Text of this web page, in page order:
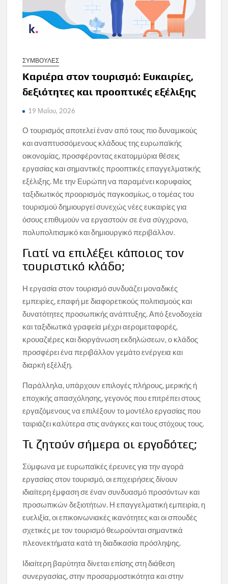
ΣΥΜΒΟΥΛΕΣ
Καριέρα στον τουρισμό: Ευκαιρίες,
δεξιότητες και προοπτικές εξέλιξης
19 Μαΐου, 2026
Ο τουρισμός αποτελεί έναν από τους πιο δυναμικούς
και αναπτυσσόμενους κλάδους της ευρωπαϊκής
οικονομίας, προσφέροντας εκατομμύρια θέσεις
εργασίας και σημαντικές προοπτικές επαγγελματικής
εξέλιξης. Με την Ευρώπη να παραμένει κορυφαίος
ταξιδιωτικός προορισμός παγκοσμίως, ο τομέας του
τουρισμού δημιουργεί συνεχώς νέες ευκαιρίες για
όσους επιθυμούν να εργαστούν σε ένα σύγχρονο,
πολυπολιτισμικό και δημιουργικό περιβάλλον.
Γιατί να επιλέξει κάποιος τον
τουριστικό κλάδο;
Η εργασία στον τουρισμό συνδυάζει μοναδικές
εμπειρίες, επαφή με διαφορετικούς πολιτισμούς και
δυνατότητες προσωπικής ανάπτυξης. Από ξενοδοχεία
και ταξιδιωτικά γραφεία μέχρι αερομεταφορές,
κρουαζιέρες και διοργάνωση εκδηλώσεων, ο κλάδος
προσφέρει ένα περιβάλλον γεμάτο ενέργεια και
διαρκή εξέλιξη.
Παράλληλα, υπάρχουν επιλογές πλήρους, μερικής ή
εποχικής απασχόλησης, γεγονός που επιτρέπει στους
εργαζόμενους να επιλέξουν το μοντέλο εργασίας που
ταιριάζει καλύτερα στις ανάγκες και τους στόχους τους.
Τι ζητούν σήμερα οι εργοδότες;
Σύμφωνα με ευρωπαϊκές έρευνες για την αγορά
εργασίας στον τουρισμό, οι επιχειρήσεις δίνουν
ιδιαίτερη έμφαση σε έναν συνδυασμό προσόντων και
προσωπικών δεξιοτήτων. Η επαγγελματική εμπειρία, η
ευελιξία, οι επικοινωνιακές ικανότητες και οι σπουδές
σχετικές με τον τουρισμό θεωρούνται σημαντικά
πλεονεκτήματα κατά τη διαδικασία πρόσληψης.
Ιδιαίτερη βαρύτητα δίνεται επίσης στη διάθεση
συνεργασίας, στην προσαρμοστικότητα και στην